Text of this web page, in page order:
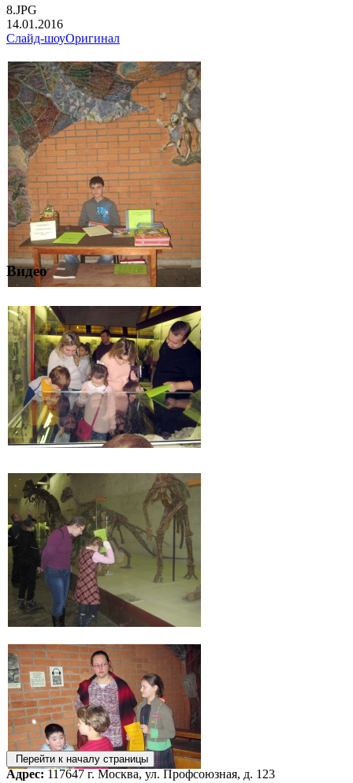
8.JPG
14.01.2016
Слайд-шоуОригинал
Видео
Перейти к началу страницы
Адрес: 117647 г. Москва, ул. Профсоюзная, д. 123